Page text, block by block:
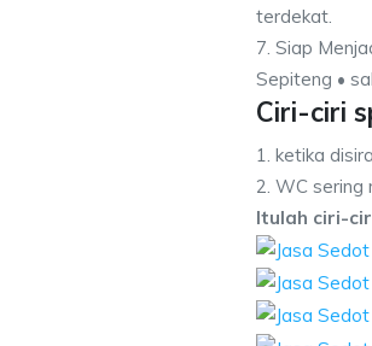
terdekat.
7. Siap
Sepiteng •
Ciri-ciri
1. ketika
2. WC sering
Itulah ciri-